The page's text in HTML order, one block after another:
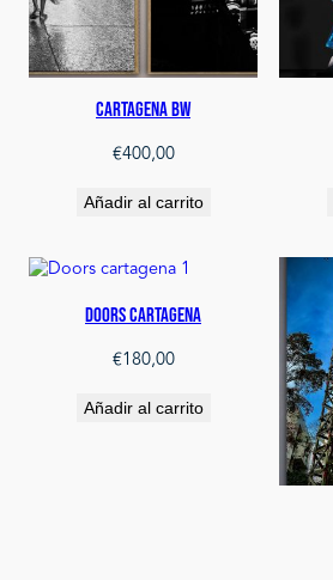
Cartagena BW
€400,00
Añadir al carrito
Doors Cartagena
€180,00
Añadir al carrito